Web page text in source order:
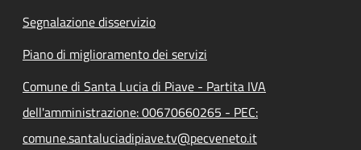
Segnalazione disservizio
Piano di miglioramento dei servizi
Comune di Santa Lucia di Piave - Partita IVA
dell'amministrazione: 00670660265 - PEC:
comune.santaluciadipiave.tv@pecveneto.it